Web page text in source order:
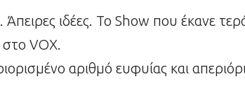
ιδέες. Το Show που έκανε
VOX.
αριθμό ευφυίας και